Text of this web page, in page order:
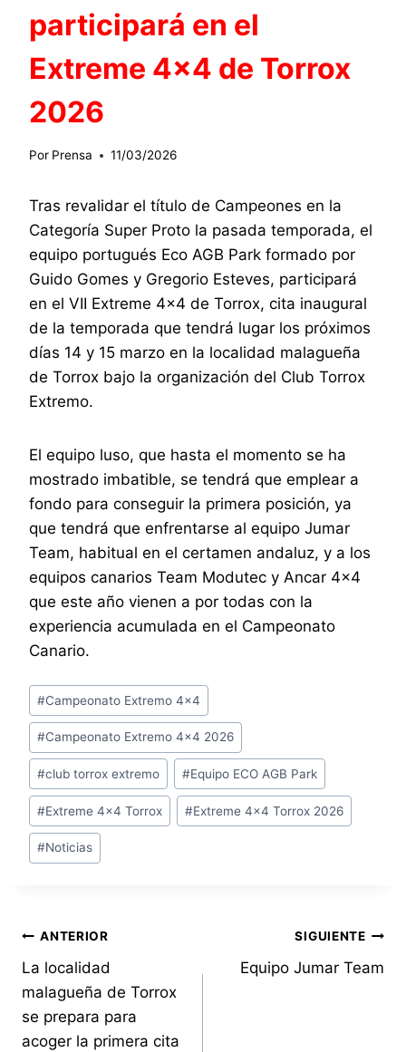
participará en el
Extreme 4×4 de Torrox
2026
Por Prensa 11/03/2026
Tras revalidar el título de Campeones en la
Categoría Super Proto la pasada temporada, el
equipo portugués Eco AGB Park formado por
Guido Gomes y Gregorio Esteves, participará
en el VII Extreme 4×4 de Torrox, cita inaugural
de la temporada que tendrá lugar los próximos
días 14 y 15 marzo en la localidad malagueña
de Torrox bajo la organización del Club Torrox
Extremo.
El equipo luso, que hasta el momento se ha
mostrado imbatible, se tendrá que emplear a
fondo para conseguir la primera posición, ya
que tendrá que enfrentarse al equipo Jumar
Team, habitual en el certamen andaluz, y a los
equipos canarios Team Modutec y Ancar 4×4
que este año vienen a por todas con la
experiencia acumulada en el Campeonato
Canario.
Etiquetas
de
la
entrada:
#Campeonato Extremo 4x4
#Campeonato Extremo 4x4 2026
#club torrox extremo #Equipo ECO AGB Park
#Extreme 4x4 Torrox #Extreme 4x4 Torrox 2026
#Noticias
Navegación
de
entradas
ANTERIOR
La localidad
malagueña de Torrox
se prepara para
acoger la primera cita
SIGUIENTE
Equipo Jumar Team